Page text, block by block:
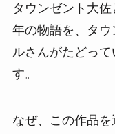
タウンゼント大
年の物語を、タ
ルさんがたどっ
す。
なぜ、この作品